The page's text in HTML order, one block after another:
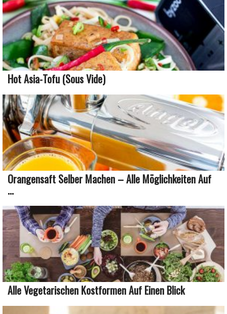
Hot Asia-Tofu (Sous Vide)
Orangensaft Selber Machen – Alle Möglichkeiten Auf
...
Alle Vegetarischen Kostformen Auf Einen Blick